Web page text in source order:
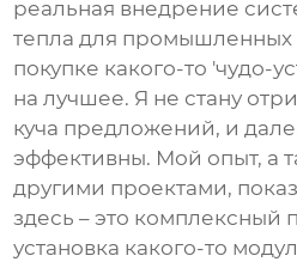
реальная внедрение
тепла для промышленных
покупке какого-то 'чудо-
на лучшее. Я не стану
куча предложений, и
эффективны. Мой опыт, а
другими проектами,
здесь – это комплексный
установка какого-то